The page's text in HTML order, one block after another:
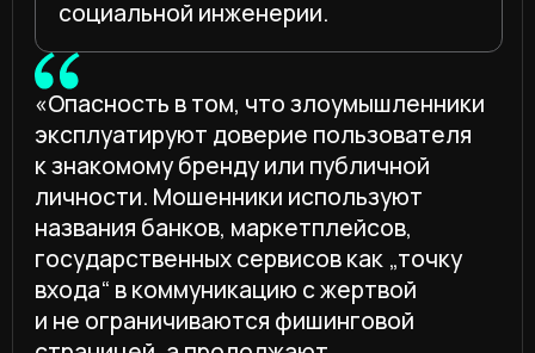
КОМПАНИЯ
Блог
Деятельность
Контакты
УСЛУГИ
CICADA8 Offensive
CICADA8 DFIR
CICADA8 Сompromise Assessment
CICADA8 AI-Pentest